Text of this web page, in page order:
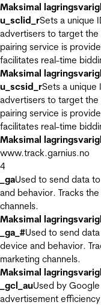
Maksimal
u_sclid_rSets a unique
advertisers to target the
pairing service is
facilitates real-time
Maksimal
u_scsid_rSets a
advertisers to target the
pairing service is
facilitates real-time
Maksimal
www.track.garnius.no
4
_gaUsed to send data
and behavior. Tracks
channels.
Maksimal
_ga_#Used to send
device and behavior.
marketing channels.
Maksimal
_gcl_auUsed by
advertisement